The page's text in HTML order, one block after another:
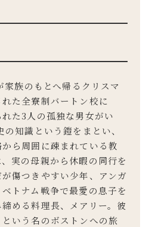
族のもとへ帰るクリスマ
た全寮制バートン校に
れた3人の孤独な男女がい
知識という鎧をまとい、
ら周囲に疎まれている教
実の母親から休暇の同行を
傷つきやすい少年、アンガ
トナム戦争で最愛の息子を
める料理長、メアリー。彼
いう名のボストンへの旅